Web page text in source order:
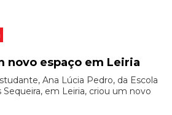
novo espaço em Leiria
Ana Lúcia Pedro, da Escola
em Leiria, criou um novo